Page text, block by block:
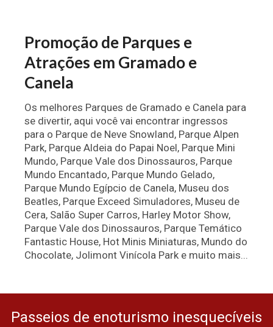
Promoção de Parques e
Atrações em Gramado e
Canela
Os melhores Parques de Gramado e Canela para
se divertir, aqui você vai encontrar ingressos
para o Parque de Neve Snowland, Parque Alpen
Park, Parque Aldeia do Papai Noel, Parque Mini
Mundo, Parque Vale dos Dinossauros, Parque
Mundo Encantado, Parque Mundo Gelado,
Parque Mundo Egípcio de Canela, Museu dos
Beatles, Parque Exceed Simuladores, Museu de
Cera, Salão Super Carros, Harley Motor Show,
Parque Vale dos Dinossauros, Parque Temático
Fantastic House, Hot Minis Miniaturas, Mundo do
Chocolate, Jolimont Vinícola Park e muito mais...
Passeios de enoturismo inesquecíveis